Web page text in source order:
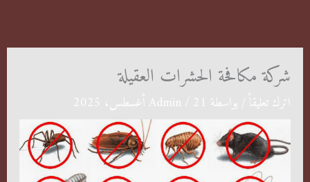
الرئيسية
شركة مكافحة الحشرات العقيلة
اترك تعليقاً / بواسطة Admin 21 أغسطس، 2025